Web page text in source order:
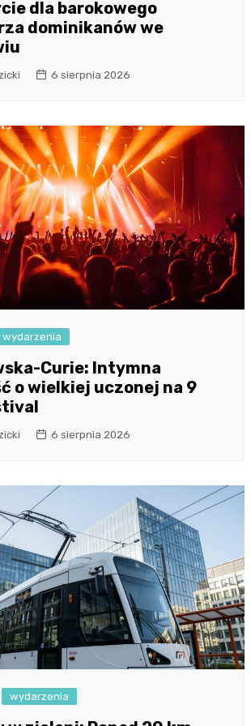
dla barokowego
dominikanów we
6 sierpnia 2026
wydarzenia
Curie: Intymna
o wielkiej uczonej na 9
6 sierpnia 2026
wydarzenia